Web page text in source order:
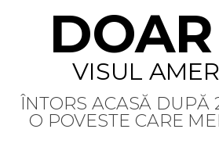
VISUL
ÎNTORS ACASĂ DUPĂ
O POVESTE CARE